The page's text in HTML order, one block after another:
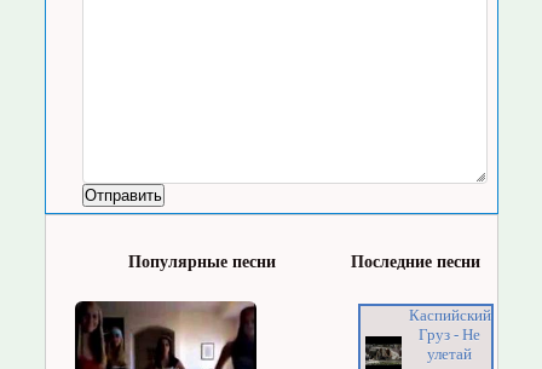
Популярные песни Последние песни
Каспийский
Груз - Не
улетай